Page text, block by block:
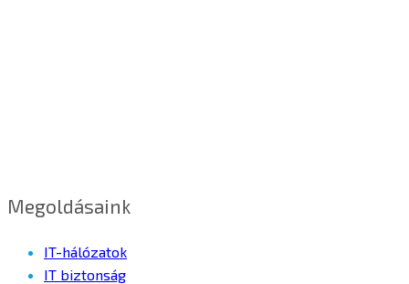
Megoldásaink
IT-hálózatok
IT biztonság